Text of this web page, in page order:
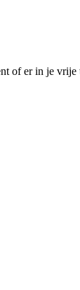
of er in je